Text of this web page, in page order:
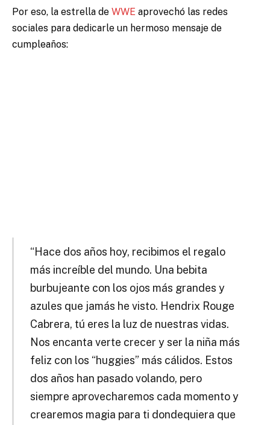
Por eso, la estrella de WWE aprovechó las redes
sociales para dedicarle un hermoso mensaje de
cumpleaños:
“Hace dos años hoy, recibimos el regalo
más increíble del mundo. Una bebita
burbujeante con los ojos más grandes y
azules que jamás he visto. Hendrix Rouge
Cabrera, tú eres la luz de nuestras vidas.
Nos encanta verte crecer y ser la niña más
feliz con los “huggies” más cálidos. Estos
dos años han pasado volando, pero
siempre aprovecharemos cada momento y
crearemos magia para ti dondequiera que